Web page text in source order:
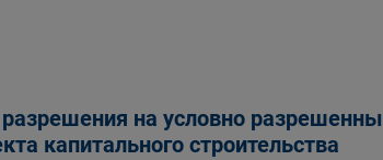
на условно
капитального строительства